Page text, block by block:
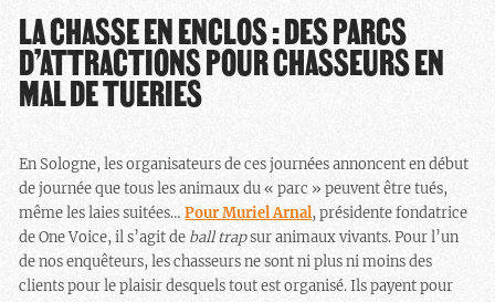
LA CHASSE EN ENCLOS : DES PARCS
D’ATTRACTIONS POUR CHASSEURS EN
MAL DE TUERIES
En Sologne, les organisateurs de ces journées annoncent en début
de journée que tous les animaux du « parc » peuvent être tués,
même les laies suitées…Pour Muriel Arnal, présidente fondatrice
de One Voice, il s’agit de ball trapsur animaux vivants. Pour l’un
de nos enquêteurs, les chasseurs ne sont ni plus ni moins des
clients pour le plaisir desquels tout est organisé. Ils payent pour